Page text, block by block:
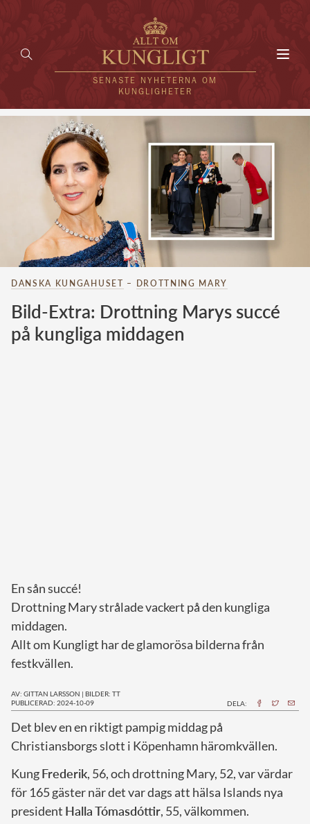
SENASTE NYHETERNA OM
KUNGLIGHETER
KUNGAFAMILJEN
UTLÄNDSKT
KÄNDISAR
VÄRLDENS KUNGAHUS
Svenska kungahuset
Brittiska kungahuset
Norska kungahuset
DANSKA KUNGAHUSET – DROTTNING MARY
Bild-Extra: Drottning Marys succé
på kungliga middagen
En sån succé!
Drottning Mary strålade vackert på den kungliga
middagen.
Allt om Kungligt har de glamorösa bilderna från
festkvällen.
AV: GITTAN LARSSON | BILDER: TT
PUBLICERAD: 2024-10-09
DELA:
Det blev en en riktigt pampig middag på
Christiansborgs slott i Köpenhamn häromkvällen.
KungFrederik, 56, och drottning Mary, 52, var värdar
för 165 gäster när det var dags att hälsa Islands nya
president Halla Tómasdóttir, 55, välkommen.